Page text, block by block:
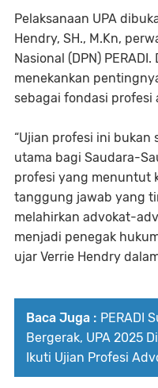
Pelaksanaan UPA
Hendry, SH., M.Kn,
Nasional (DPN)
menekankan
sebagai fondasi
“Ujian profesi ini
utama bagi Saudara-
profesi yang menuntut
tanggung jawab yang
melahirkan advokat-
menjadi penegak
ujar Verrie Hendry
Baca Juga : PERADI
Bergerak, UPA 2025
Ikuti Ujian Profesi